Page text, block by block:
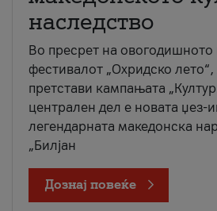
наследство
Во пресрет на овогодишното
фестивалот „Охридско лето“,
претстави кампањата
централен дел е новата џез-
легендарната македонска
„Билјан
Дознај повеќе